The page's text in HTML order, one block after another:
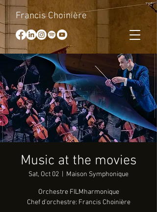
Francis Choinière
Music at the movies
Sat, Oct 02 Maison Symphonique
Orchestre FILMharmonique
Chef d'orchestre: Francis Choinière